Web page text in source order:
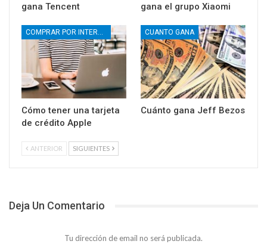
gana Tencent
gana el grupo Xiaomi
COMPRAR POR INTERNET
Cómo tener una tarjeta
de crédito Apple
CUANTO GANA
Cuánto gana Jeff Bezos
ANTERIOR SIGUIENTES
Deja Un Comentario
Tu dirección de email no será publicada.